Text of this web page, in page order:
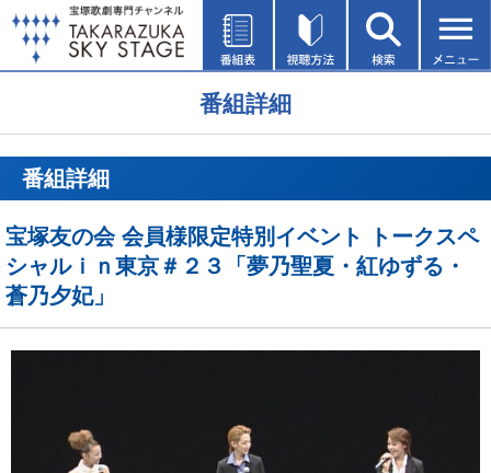
番組詳細
番組詳細
宝塚友の会 会員様限定特別イベント トークスペ
シャルｉｎ東京＃２３「夢乃聖夏・紅ゆずる・
蒼乃夕妃」